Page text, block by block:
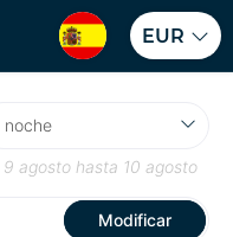
EUR
9 agosto hasta 10 agosto
Modificar